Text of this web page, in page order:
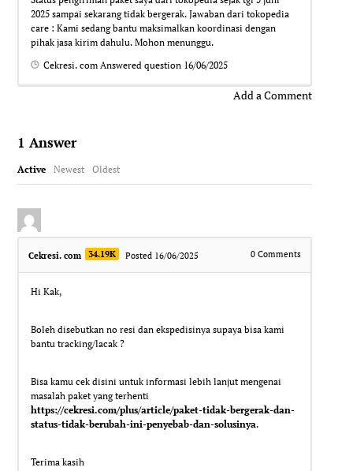
2025 sampai sekarang tidak bergerak. Jawaban dari tokopedia
care : Kami sedang bantu maksimalkan koordinasi dengan
pihak jasa kirim dahulu. Mohon menunggu.
Cekresi. com Answered question 16/06/2025
Add a Comment
1 Answer
Active Newest Oldest
Cekresi. com 34.19K Posted 16/06/2025 0Comments
Hi Kak,
Boleh disebutkan no resi dan ekspedisinya supaya bisa kami
bantu tracking/lacak ?
Bisa kamu cek disini untuk informasi lebih lanjut mengenai
masalah paket yang terhenti
https://cekresi.com/plus/article/paket-tidak-bergerak-dan-
status-tidak-berubah-ini-penyebab-dan-solusinya.
Terima kasih